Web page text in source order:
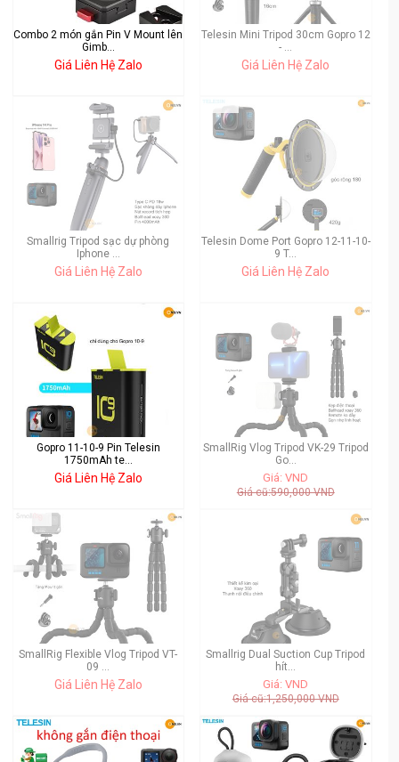
Combo 2 món gắn Pin V Mount lên
Gimb...
Giá Liên Hệ Zalo
Telesin Mini Tripod 30cm Gopro 12
- ...
Giá Liên Hệ Zalo
Smallrig Tripod sạc dự phòng
Iphone ...
Giá Liên Hệ Zalo
Telesin Dome Port Gopro 12-11-10-
9 T...
Giá Liên Hệ Zalo
Gopro 11-10-9 Pin Telesin
1750mAh te...
Giá Liên Hệ Zalo
SmallRig Vlog Tripod VK-29 Tripod
Go...
Giá: VND
Giá cũ:590,000 VND
SmallRig Flexible Vlog Tripod VT-
09 ...
Giá Liên Hệ Zalo
Smallrig Dual Suction Cup Tripod
hít...
Giá: VND
Giá cũ:1,250,000 VND